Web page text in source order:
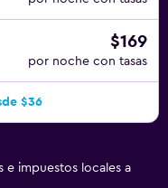
$169
por noche con tasas
$36
e impuestos locales a